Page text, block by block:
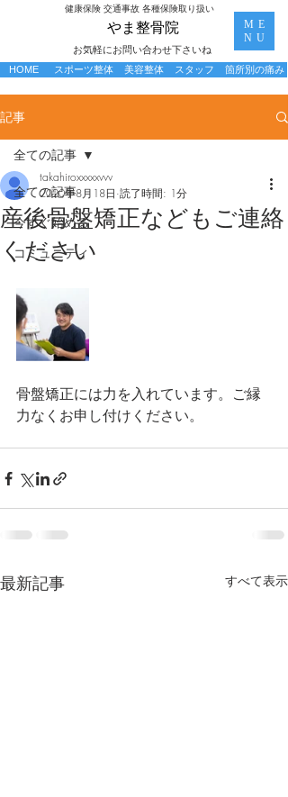
お気軽にお問い合わせ下さいね
​やま整骨院
​健康保険 交通事故 各種保険取り扱い
ME
NU
スポーツ整体 美容整体 箇所別の痛み
HOME スタッフ
記事
全ての記事
今すぐ始める
コミュニティ
全ての記事
産後骨盤矯正などもご連絡
ください
takahiroxxxxxvvv
2020年8月18日 読了時間: 1分
骨盤矯正には力を入れています。ご縁
力なくお申し付けください。
最新記事 すべて表示